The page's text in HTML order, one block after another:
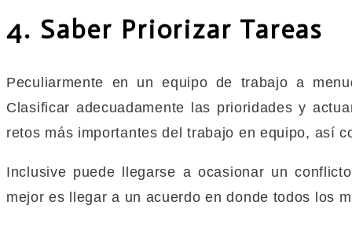
4. Saber Priorizar Tareas
Peculiarmente en un equipo de trabajo a
Clasificar adecuadamente las prioridades y
retos más importantes del trabajo en equipo, así
Inclusive puede llegarse a ocasionar un
mejor es llegar a un acuerdo en donde todos los